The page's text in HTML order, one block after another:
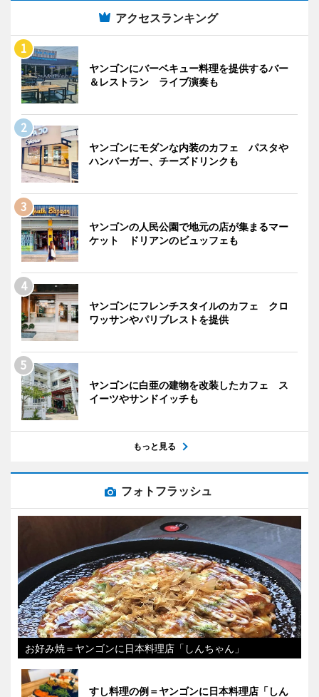
アクセスランキング
ヤンゴンにバーベキュー料理を提供するバー
＆レストラン ライブ演奏も
ヤンゴンにモダンな内装のカフェ パスタや
ハンバーガー、チーズドリンクも
ヤンゴンの人民公園で地元の店が集まるマー
ケット ドリアンのビュッフェも
ヤンゴンにフレンチスタイルのカフェ クロ
ワッサンやパリブレストを提供
ヤンゴンに白亜の建物を改装したカフェ ス
イーツやサンドイッチも
もっと見る
フォトフラッシュ
お好み焼＝ヤンゴンに日本料理店「しんちゃん」
すし料理の例＝ヤンゴンに日本料理店「しん